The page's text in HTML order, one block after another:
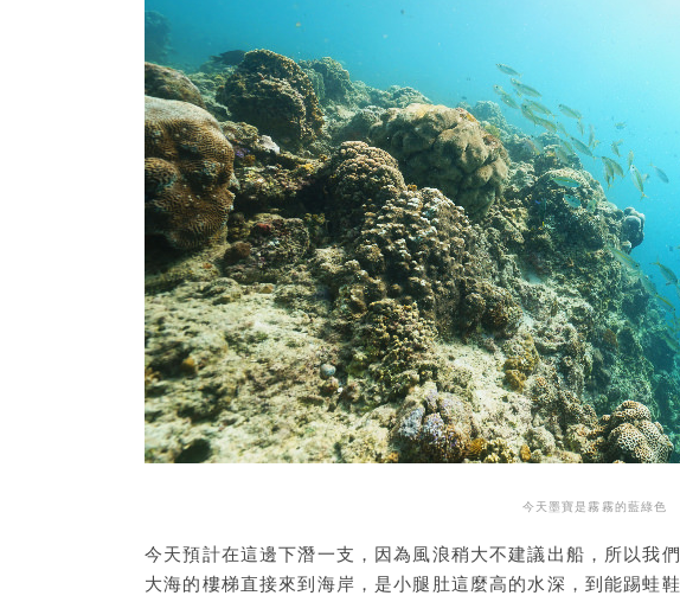
今天墨寶是霧霧的藍綠色
今天預計在這邊下潛一支，因為風浪稍大不建議出船，所以我
大海的樓梯直接來到海岸，是小腿肚這麼高的水深，到能踢蛙